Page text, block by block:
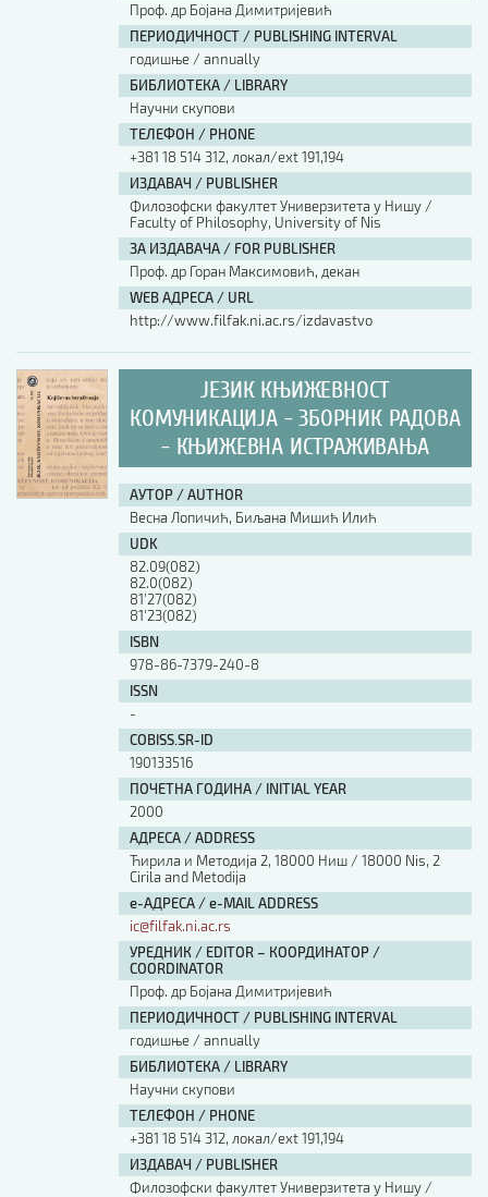
Проф. др Бојана Димитријевић
ПЕРИОДИЧНОСТ / PUBLISHING INTERVAL
годишње / annually
БИБЛИОТЕКА / LIBRARY
Научни скупови
ТЕЛЕФОН / PHONE
+381 18 514 312, локал/ext 191,194
ИЗДАВАЧ / PUBLISHER
Филозофски факултет Универзитета у Нишу /
Faculty of Philosophy, University of Nis
ЗА ИЗДАВАЧА / FOR PUBLISHER
Проф. др Горан Максимовић, декан
WEB АДРЕСА / URL
http://www.filfak.ni.ac.rs/izdavastvo
ЈЕЗИК КЊИЖЕВНОСТ
КОМУНИКАЦИЈА - ЗБОРНИК РАДОВА
- КЊИЖЕВНА ИСТРАЖИВАЊА
АУТОР / AUTHOR
Весна Лопичић, Биљана Мишић Илић
UDK
82.09(082)
82.0(082)
81'27(082)
81'23(082)
ISBN
978-86-7379-240-8
ISSN
-
COBISS.SR-ID
190133516
ПОЧЕТНА ГОДИНА / INITIAL YEAR
2000
АДРЕСА / ADDRESS
Ћирила и Методија 2, 18000 Ниш / 18000 Nis, 2
Cirila and Metodija
е-АДРЕСА / e-MAIL ADDRESS
ic@filfak.ni.ac.rs
УРЕДНИК / EDITOR – КООРДИНАТОР /
COORDINATOR
Проф. др Бојана Димитријевић
ПЕРИОДИЧНОСТ / PUBLISHING INTERVAL
годишње / annually
БИБЛИОТЕКА / LIBRARY
Научни скупови
ТЕЛЕФОН / PHONE
+381 18 514 312, локал/ext 191,194
ИЗДАВАЧ / PUBLISHER
Филозофски факултет Универзитета у Нишу /